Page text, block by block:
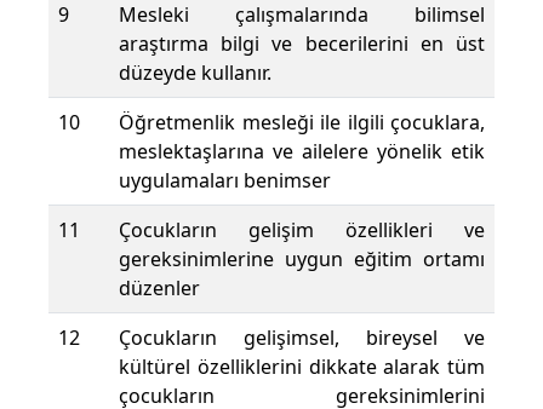
9
Mesleki çalışmalarında bilimsel
araştırma bilgi ve becerilerini en üst
düzeyde kullanır.
10
Öğretmenlik mesleği ile ilgili çocuklara,
meslektaşlarına ve ailelere yönelik etik
uygulamaları benimser
11
Çocukların gelişim özellikleri ve
gereksinimlerine uygun eğitim ortamı
düzenler
12
Çocukların gelişimsel, bireysel ve
kültürel özelliklerini dikkate alarak tüm
çocukların gereksinimlerini